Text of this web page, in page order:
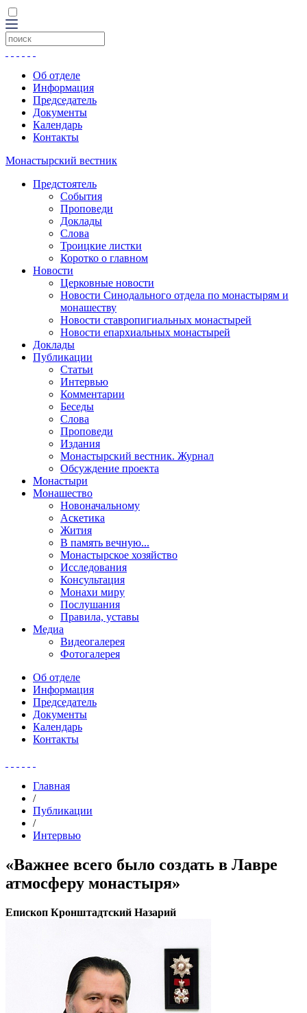
Об отделе
Информация
Председатель
Документы
Календарь
Контакты
Монастырский вестник
Предстоятель
События
Проповеди
Доклады
Слова
Троицкие листки
Коротко о главном
Новости
Церковные новости
Новости Синодального отдела по монастырям и
монашеству
Новости ставропигиальных монастырей
Новости епархиальных монастырей
Доклады
Публикации
Статьи
Интервью
Комментарии
Беседы
Слова
Проповеди
Издания
Монастырский вестник. Журнал
Обсуждение проекта
Монастыри
Монашество
Новоначальному
Аскетика
Жития
В память вечную...
Монастырское хозяйство
Исследования
Консультация
Монахи миру
Послушания
Правила, уставы
Медиа
Видеогалерея
Фотогалерея
Об отделе
Информация
Председатель
Документы
Календарь
Контакты
Главная
/
Публикации
/
Интервью
«Важнее всего было создать в Лавре
атмосферу монастыря»
Епископ Кронштадтский Назарий